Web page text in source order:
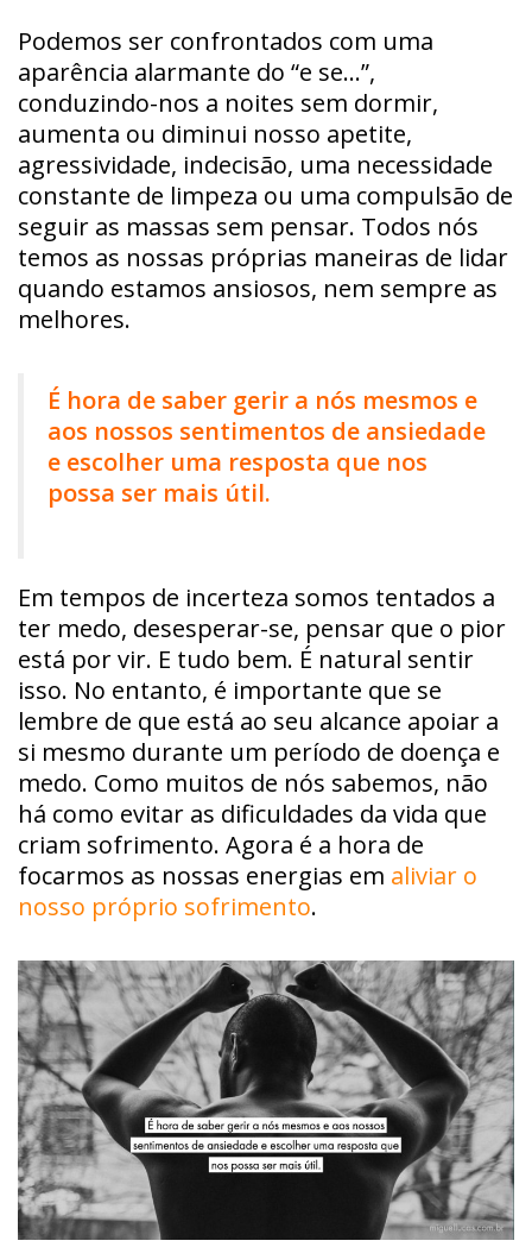
Podemos ser confrontados com uma
aparência alarmante do “e se…”,
conduzindo-nos a noites sem dormir,
aumenta ou diminui nosso apetite,
agressividade, indecisão, uma necessidade
constante de limpeza ou uma compulsão de
seguir as massas sem pensar. Todos nós
temos as nossas próprias maneiras de lidar
quando estamos ansiosos, nem sempre as
melhores.
É hora de saber gerir a nós mesmos e
aos nossos sentimentos de ansiedade
e escolher uma resposta que nos
possa ser mais útil.
Em tempos de incerteza somos tentados a
ter medo, desesperar-se, pensar que o pior
está por vir. E tudo bem. É natural sentir
isso. No entanto, é importante que se
lembre de que está ao seu alcance apoiar a
si mesmo durante um período de doença e
medo. Como muitos de nós sabemos, não
há como evitar as dificuldades da vida que
criam sofrimento. Agora é a hora de
focarmos as nossas energias em aliviar o
nosso próprio sofrimento.